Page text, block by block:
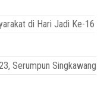
di Hari Jadi Ke-16
Serumpun Singkawang